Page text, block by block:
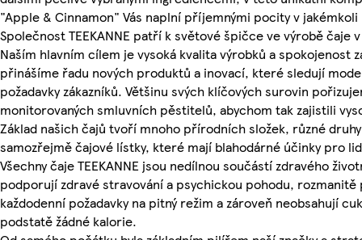
"Apple & Cinnamon" Vás naplní příjemnými pocity v
Společnost TEEKANNE patří k světové špičce ve výrobě čaje
Naším hlavním cílem je vysoká kvalita výrobků a spokojenost
přinášíme řadu nových produktů a inovací, které sledují
požadavky zákazníků. Většinu svých klíčových surovin
monitorovaných smluvních pěstitelů, abychom tak zajistili
Základ našich čajů tvoří mnoho přírodních složek, různé
samozřejmě čajové lístky, které mají blahodárné účinky pro
Všechny čaje TEEKANNE jsou nedílnou součástí zdravého
podporují zdravé stravování a psychickou pohodu, rozmanitě
každodenní požadavky na pitný režim a zároveň neobsahují
podstatě žádné kalorie.